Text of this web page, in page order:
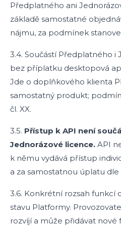
Předplatného ani
základě samostatné
nájmu, za podmínek
3.4. Součástí Předplatného i
bez příplatku desktopová
Jde o doplňkového klienta
samostatný produkt;
čl. XX.
3.5. Přístup k API není
Jednorázové licence. API
k němu vydává přístup
a za samostatnou úplatu dle
3.6. Konkrétní rozsah funkcí
stavu Platformy.
rozvíjí a může přidávat